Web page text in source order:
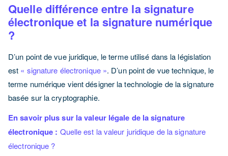
Quelle différence entre la signature
électronique et la signature numérique
?
D’un point de vue juridique, le terme utilisé dans la législation
est « signature électronique ». D’un point de vue technique, le
terme numérique vient désigner la technologie de la signature
basée sur la cryptographie.
En savoir plus sur la valeur légale de la signature
électronique : Quelle est la valeur juridique de la signature
électronique ?